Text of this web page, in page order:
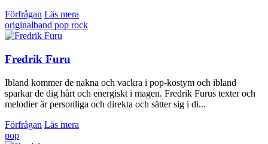
Förfrågan Läs mera
originalband pop rock
Fredrik Furu
Ibland kommer de nakna och vackra i pop-kostym och ibland
sparkar de dig hårt och energiskt i magen. Fredrik Furus texter och
melodier är personliga och direkta och sätter sig i di...
Förfrågan Läs mera
pop